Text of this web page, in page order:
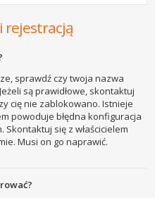
rejestracją
sprawdź czy twoja nazwa
są prawidłowe, skontaktuj
cię nie zablokowano. Istnieje
powoduje błędna konfiguracja
się z właścicielem
Musi on go naprawić.